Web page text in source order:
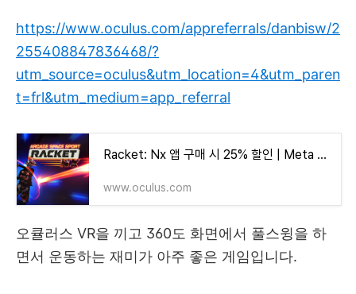
https://www.oculus.com/appreferrals/danbisw/2
255408847836468/?
utm_source=oculus&utm_location=4&utm_paren
t=frl&utm_medium=app_referral
Racket: Nx 앱 구매 시 25% 할인 | Meta Quest
www.oculus.com
오큘러스 VR을 끼고 360도 화면에서 풀스윙을 하
면서 운동하는 재미가 아주 좋은 게임입니다.